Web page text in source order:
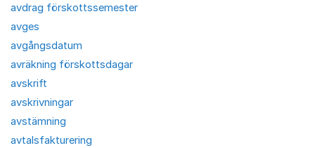
avdrag förskottssemester
avges
avgångsdatum
avräkning förskottsdagar
avskrift
avskrivningar
avstämning
avtalsfakturering